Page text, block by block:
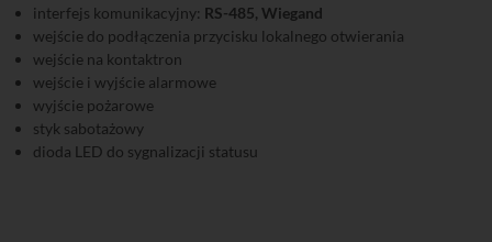
interfejs komunikacyjny: RS-485, Wiegand
wejście do podłączenia przycisku lokalnego otwierania
wejście na kontaktron
wejście i wyjście alarmowe
wyjście pożarowe
styk sabotażowy
dioda LED do sygnalizacji statusu